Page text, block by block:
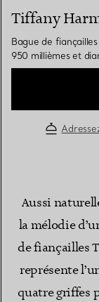
Tiffany
Bague de
950 millièmes et
Aussi
la mélodie
de fiançailles
représente
quatre griffes